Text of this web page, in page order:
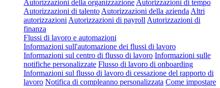
Autorizzazioni della organizzazione Autorizzazioni di tempo
Autorizzazioni di talento Autorizzazioni della azienda Altri
autorizzazioni Autorizzazioni di payroll Autorizzazioni di
finanza
Flussi di lavoro e automazioni
Informazioni sull'automazione dei flussi di lavoro
Informazioni sul centro di flusso di lavoro Informazioni sulle
notifiche personalizzate Flusso di lavoro di onboarding
Informazioni sul flusso di lavoro di cessazione del rapporto di
lavoro Notifica di compleanno personalizzata Come impostare